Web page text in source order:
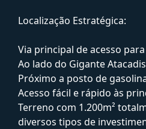
Localização Estratégica:
Via principal de acesso
Ao lado do Gigante
Próximo a posto de
Acesso fácil e rápido às
Terreno com 1.200m²
diversos tipos de